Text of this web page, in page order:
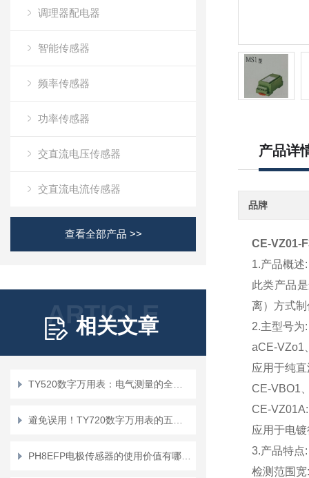
调理器配电器
智能传感器
频率传感器
功率传感器
交直流电压传感器
交直流电流传感器
查看全部产品 >>
ARTICLE
相关文章
产品详
品牌
CE-VZ01-
1.产品概述:
此类产品
离）方式
2.主型号为:
aCE-VZo1
应用于纯
CE-VBO1
CE-VZ01A:
应用于电
3.产品特点:
检测范围